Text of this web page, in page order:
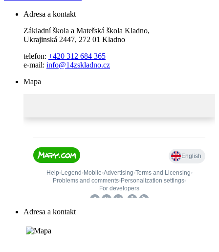
Adresa a kontakt
Základní škola a Mateřská škola Kladno,
Ukrajinská 2447, 272 01 Kladno
telefon: +420 312 684 365
e-mail: info@14zskladno.cz
Mapa
Adresa a kontakt